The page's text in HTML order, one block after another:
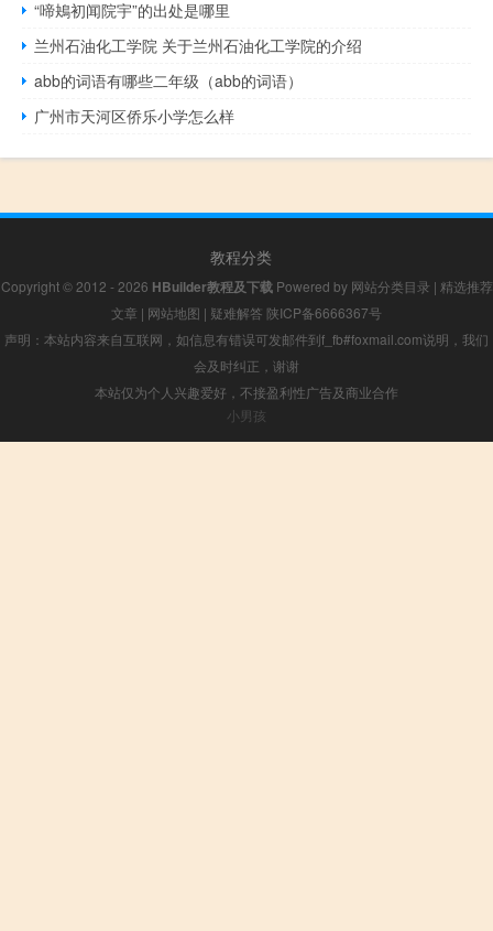
“啼鴂初闻院宇”的出处是哪里
兰州石油化工学院 关于兰州石油化工学院的介绍
abb的词语有哪些二年级（abb的词语）
广州市天河区侨乐小学怎么样
教程分类
Copyright © 2012 - 2026 HBuilder教程及下载Powered by 网站分类目录 | 精选推荐
文章 | 网站地图 | 疑难解答 陕ICP备6666367号
声明：本站内容来自互联网，如信息有错误可发邮件到f_fb#foxmail.com说明，我们
会及时纠正，谢谢
本站仅为个人兴趣爱好，不接盈利性广告及商业合作
小男孩